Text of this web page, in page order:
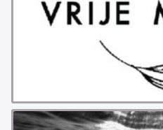
ABONNEMENT
ARBEID